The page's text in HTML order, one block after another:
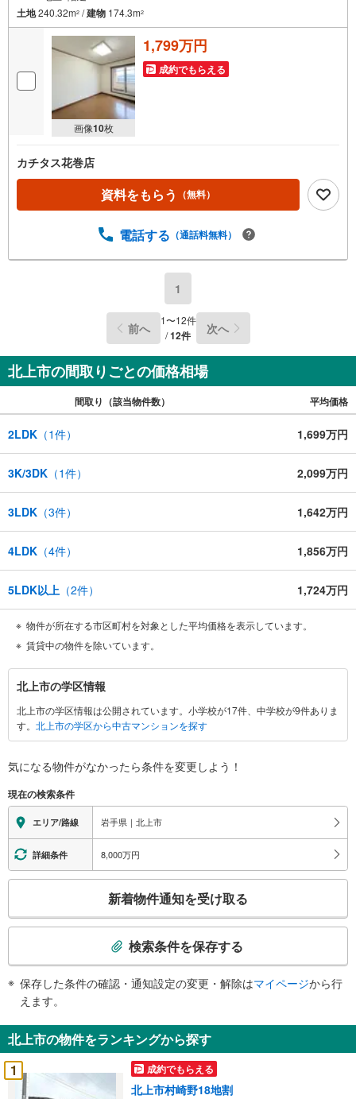
土地240.32m2 /建物 174.3m2
画像10枚
1,799万円
成約でもらえる
カチタス花巻店
資料をもらう （無料）
電話する （通話料無料）
1
前へ 1〜12件
/12件 次へ
北上市の間取りごとの価格相場
間取り（該当物件数） 平均価格
2LDK （1件） 1,699万円
3K/3DK （1件） 2,099万円
3LDK （3件） 1,642万円
4LDK （4件） 1,856万円
5LDK以上 （2件） 1,724万円
物件が所在する市区町村を対象とした平均価格を表示しています。
賃貸中の物件を除いています。
北
上
市
に
す
情
報
北上市の学区情報
北上市の学区情報は公開されています。小学校が17件、中学校が9件ありま
す。 北上市の学区から中古マンションを探す
気になる物件がなかったら条件を変更しよう！
現在の検索条件
エリア/路線 岩手県｜北上市
詳細条件 8,000万円
検
知
を
受
け
新着物件通知を受け取る
検索条件を保存する
保存した条件の確認・通知設定の変更・解除はマイページから行
えます。
北上市の物件をランキングから探す
1
成約でもらえる
北上市村崎野18地割